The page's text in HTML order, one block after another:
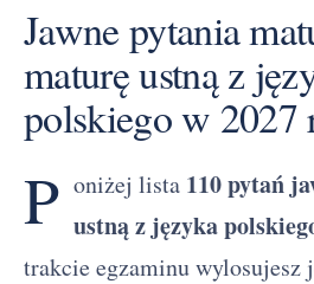
Jawne pytania
maturę ustną z
polskiego w 2027
P oniżej lista 110 pytań
ustną z języka
trakcie egzaminu wylosujesz